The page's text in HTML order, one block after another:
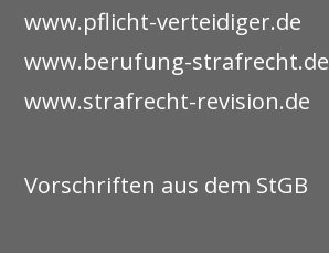
www.pflicht-verteidiger.de
www.berufung-strafrecht.de
www.strafrecht-revision.de
Vorschriften aus dem StGB